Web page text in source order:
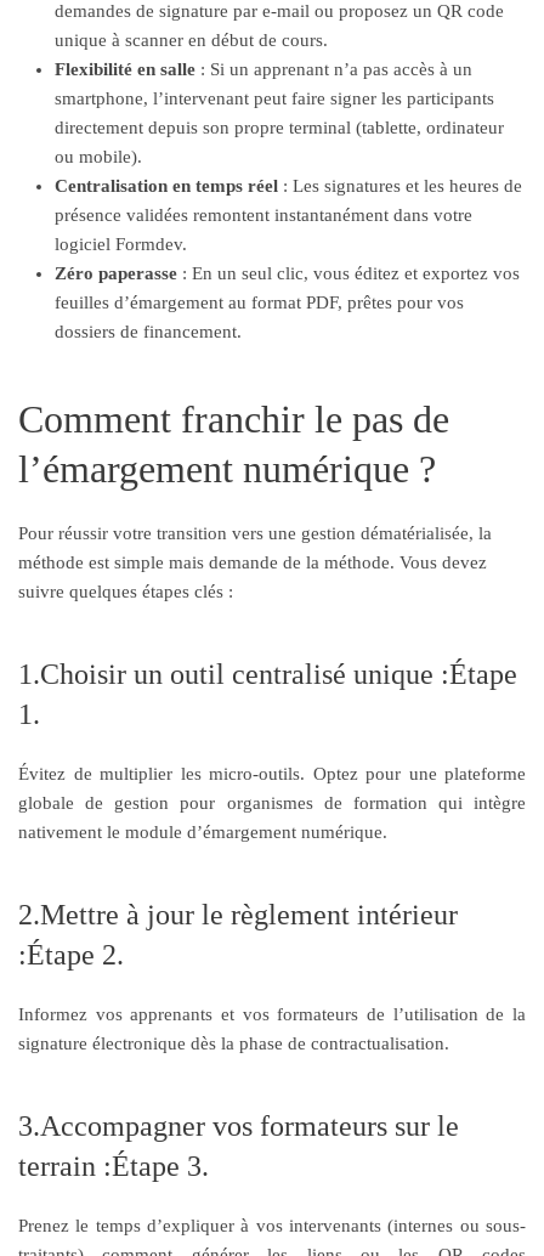
demandes de signature par e-mail ou proposez un QR code
unique à scanner en début de cours.
Flexibilité en salle : Si un apprenant n’a pas accès à un
smartphone, l’intervenant peut faire signer les participants
directement depuis son propre terminal (tablette, ordinateur
ou mobile).
Centralisation en temps réel : Les signatures et les heures de
présence validées remontent instantanément dans votre
logiciel Formdev.
Zéro paperasse : En un seul clic, vous éditez et exportez vos
feuilles d’émargement au format PDF, prêtes pour vos
dossiers de financement.
Comment franchir le pas de
l’émargement numérique ?
Pour réussir votre transition vers une gestion dématérialisée, la
méthode est simple mais demande de la méthode. Vous devez
suivre quelques étapes clés :
1.Choisir un outil centralisé unique :Étape
1.
Évitez de multiplier les micro-outils. Optez pour une plateforme
globale de gestion pour organismes de formation qui intègre
nativement le module d’émargement numérique.
2.Mettre à jour le règlement intérieur
:Étape 2.
Informez vos apprenants et vos formateurs de l’utilisation de la
signature électronique dès la phase de contractualisation.
3.Accompagner vos formateurs sur le
terrain :Étape 3.
Prenez le temps d’expliquer à vos intervenants (internes ou sous-